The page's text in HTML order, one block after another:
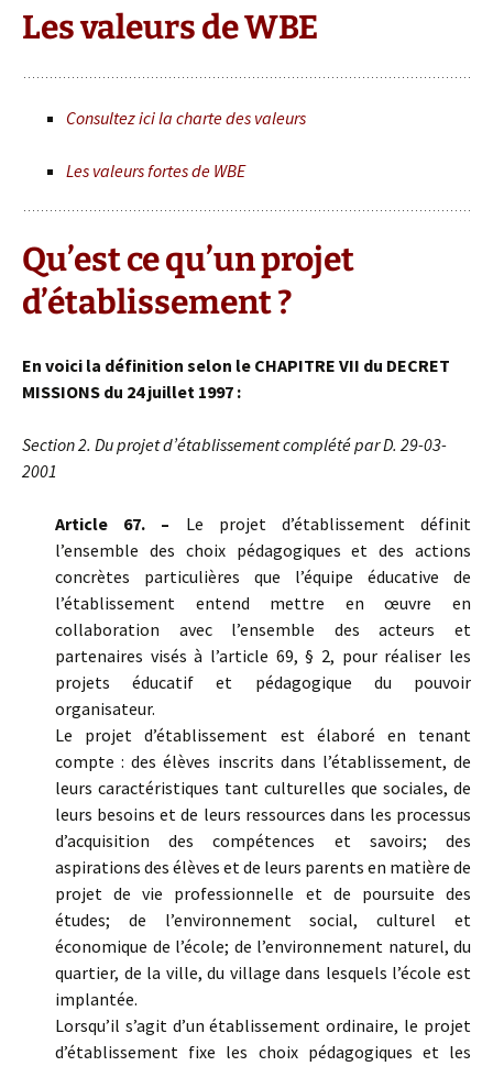
Les valeurs de WBE
Consultez ici la charte des valeurs
Les valeurs fortes de WBE
Qu’est ce qu’un projet
d’établissement ?
En voici la définition selon le CHAPITRE VII du DECRET
MISSIONS du 24 juillet 1997 :
Section 2. Du projet d’établissement complété par D. 29-03-
2001
Article 67. – Le projet d’établissement définit
l’ensemble des choix pédagogiques et des actions
concrètes particulières que l’équipe éducative de
l’établissement entend mettre en œuvre en
collaboration avec l’ensemble des acteurs et
partenaires visés à l’article 69, § 2, pour réaliser les
projets éducatif et pédagogique du pouvoir
organisateur.
Le projet d’établissement est élaboré en tenant
compte : des élèves inscrits dans l’établissement, de
leurs caractéristiques tant culturelles que sociales, de
leurs besoins et de leurs ressources dans les processus
d’acquisition des compétences et savoirs; des
aspirations des élèves et de leurs parents en matière de
projet de vie professionnelle et de poursuite des
études; de l’environnement social, culturel et
économique de l’école; de l’environnement naturel, du
quartier, de la ville, du village dans lesquels l’école est
implantée.
Lorsqu’il s’agit d’un établissement ordinaire, le projet
d’établissement fixe les choix pédagogiques et les